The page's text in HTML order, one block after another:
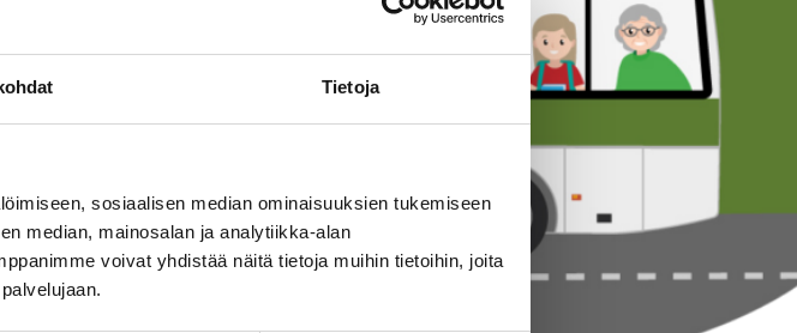
Tietoja
sosiaalisen median ominaisuuksien tukemiseen
median, mainosalan ja analytiikka-alan
voivat yhdistää näitä tietoja muihin tietoihin, joita